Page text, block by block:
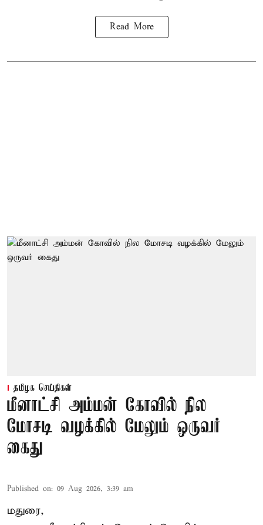
Read More
தமிழக செய்திகள்
மீனாட்சி அம்மன் கோவில் நில
மோசடி வழக்கில் மேலும் ஒருவர்
கைது
Published on: 09 Aug 2026, 3:39 am
மதுரை,